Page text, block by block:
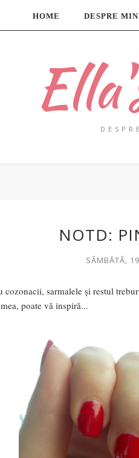
HOME DESPRE
NOTD:
SÂMBĂTĂ,
cozonacii, sarmalele și restul
poate vă inspiră...